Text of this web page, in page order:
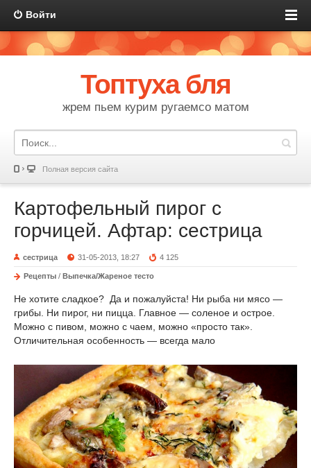
Войти
Топтуха бля
жрем пьем курим ругаемсо матом
Полная версия сайта
Картофельный пирог с
горчицей. Афтар: сестрица
сестрица 31-05-2013, 18:27 4 125
Рецепты / Выпечка/Жареное тесто
Не хотите сладкое? Да и пожалуйста! Ни рыба ни мясо —
грибы. Ни пирог, ни пицца. Главное — соленое и острое.
Можно с пивом, можно с чаем, можно «просто так».
Отличительная особенность — всегда мало